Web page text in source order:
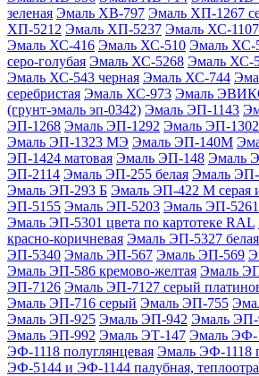
зеленая Эмаль ХВ-797 Эмаль ХП-1267
ХП-5212 Эмаль ХП-5237 Эмаль ХС-
Эмаль ХС-416 Эмаль ХС-510 Эмаль ХС-
серо-голубая Эмаль ХС-5268 Эмаль ХС-
Эмаль ХС-543 черная Эмаль ХС-744
серебристая Эмаль ХС-973 Эмаль
(грунт-эмаль эп-0342) Эмаль ЭП-1143
ЭП-1268 Эмаль ЭП-1292 Эмаль ЭП-1302
Эмаль ЭП-1323 МЭ Эмаль ЭП-140М
ЭП-1424 матовая Эмаль ЭП-148 Эмаль
ЭП-2114 Эмаль ЭП-255 белая Эмаль
Эмаль ЭП-293 Б Эмаль ЭП-422 М серая
ЭП-5155 Эмаль ЭП-5203 Эмаль ЭП-5261
Эмаль ЭП-5301 цвета по картотеке RAL
красно-коричневая Эмаль ЭП-5327
ЭП-5340 Эмаль ЭП-567 Эмаль ЭП-569
Эмаль ЭП-586 кремово-желтая Эмаль
ЭП-7126 Эмаль ЭП-7127 серый
Эмаль ЭП-716 серый Эмаль ЭП-755
Эмаль ЭП-925 Эмаль ЭП-942 Эмаль
Эмаль ЭП-992 Эмаль ЭТ-147 Эмаль ЭФ-
ЭФ-1118 полуглянцевая Эмаль ЭФ-1118
ЭФ-5144 и ЭФ-1144 палубная,